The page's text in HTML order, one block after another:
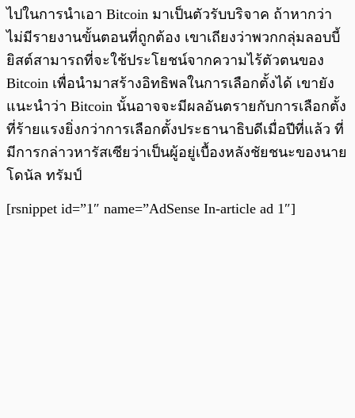
ไปในการนำเอา Bitcoin มาเป็นตัวรับบริจาค ถ้าหากว่า
ไม่มีรายงานขั้นตอนที่ถูกต้อง เขาเถียงว่าพวกกลุ่มลอบบี้
ยิสต์สามารถที่จะใช้ประโยชน์จากความไร้ตัวตนของ
Bitcoin เพื่อนำมาสร้างอิทธิพลในการเลือกตั้งได้ เขายัง
แนะนำว่า Bitcoin นั้นอาจจะมีผลอันตรายกับการเลือกตั้ง
ที่ร้ายแรงยิ่งกว่าการเลือกตั้งประธานาธิบดีเมื่อปีที่แล้ว ที่
มีการกล่าวหารัสเซียว่าเป็นผู้อยู่เบื้องหลังชัยชนะของนาย
โดนัล ทรัมป์
[rsnippet id=”1″ name=”AdSense In-article ad 1″]